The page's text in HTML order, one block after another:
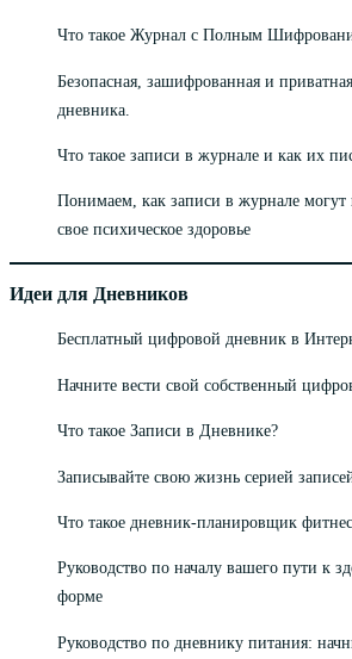
Что такое Журнал с Полным
Безопасная, зашифрованная и
дневника.
Что такое записи в журнале и как их
Понимаем, как записи в журнале
свое психическое здоровье
Идеи для Дневников
Бесплатный цифровой дневник в
Начните вести свой собственный
Что такое Записи в Дневнике?
Записывайте свою жизнь серией
Что такое дневник-планировщик
Руководство по началу вашего пути к
форме
Руководство по дневнику питания: